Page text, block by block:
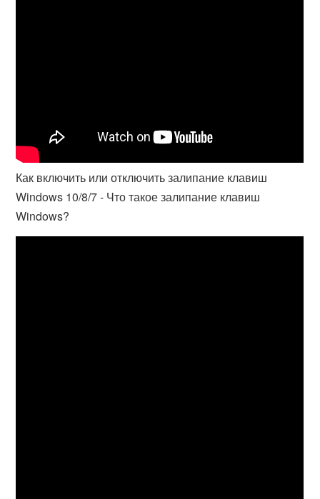
Как включить или отключить залипание клавиш
Windows 10/8/7 - Что такое залипание клавиш
Windows?